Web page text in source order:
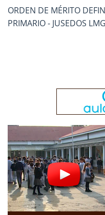
ORDEN DE MÉRITO
PRIMARIO - JUSEDOS